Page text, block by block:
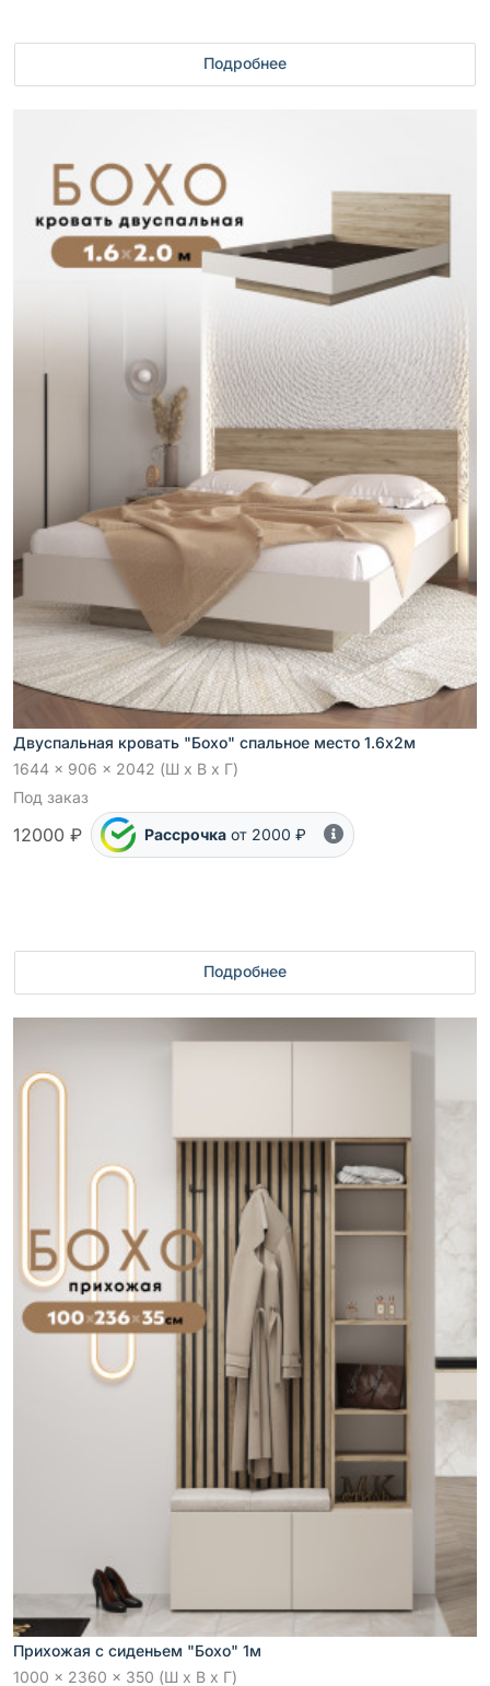
Подробнее
Двуспальная кровать "Бохо" спальное место 1.6х2м
1644 x 906 x 2042 (Ш x В x Г)
Под заказ
12000 ₽ Рассрочка от 2000 ₽
Подробнее
Прихожая с сиденьем "Бохо" 1м
1000 x 2360 x 350 (Ш x В x Г)